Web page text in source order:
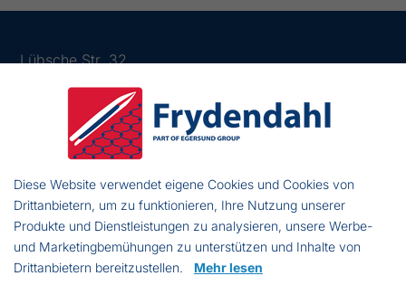
Lübsche Str. 32
23966 Wismar
Deutschland
03841 282426
info@segelstore.de
Ust-Id: DE221608692
Diese Website verwendet eigene Cookies und Cookies von
Drittanbietern, um zu funktionieren, Ihre Nutzung unserer
Produkte und Dienstleistungen zu analysieren, unsere Werbe-
und Marketingbemühungen zu unterstützen und Inhalte von
Drittanbietern bereitzustellen. Mehr lesen